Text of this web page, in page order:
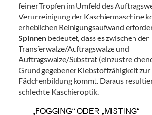
feiner Tropfen im Umfeld des
Verunreinigung der Kaschiermaschine
erheblichen Reinigungsaufwand
Spinnen bedeutet, dass es zwischen der
Transferwalze/Auftragswalze und
Auftragswalze/Substrat
Grund gegebener Klebstoffzähigkeit zur
Fädchenbildung kommt. Daraus
schlechte Kaschieroptik.